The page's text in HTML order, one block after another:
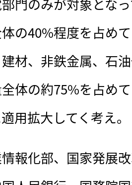
の40%程度を占め
材、非鉄金属、石
体の約75%を占め
用拡大してく考え。
報化部、国家発展